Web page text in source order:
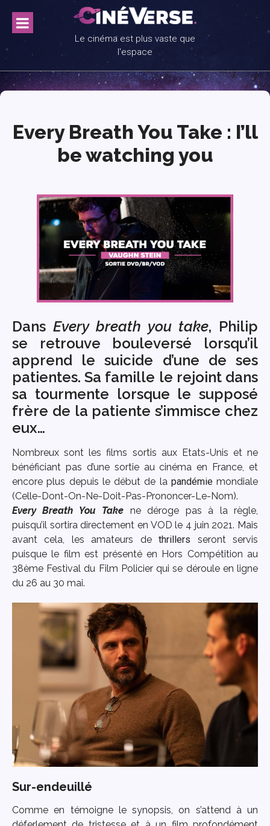
content
Le cinéma est plus vaste que
l'espace
Every Breath You Take : I’ll
be watching you
Dans Every breath you take, Philip
se retrouve bouleversé lorsqu’il
apprend le suicide d’une de ses
patientes. Sa famille le rejoint dans
sa tourmente lorsque le supposé
frère de la patiente s’immisce chez
eux…
Nombreux sont les films sortis aux Etats-Unis et ne
bénéficiant pas d’une sortie au cinéma en France, et
encore plus depuis le début de la pandémiemondiale
(Celle-Dont-On-Ne-Doit-Pas-Prononcer-Le-Nom).
Every Breath You Take ne déroge pas à la règle,
puisqu’il sortira directement en VOD le 4 juin 2021. Mais
avant cela, les amateurs dethrillers seront servis
puisque le film est présenté en Hors Compétition au
38ème Festival du Film Policier qui se déroule en ligne
du 26 au 30 mai.
Sur-endeuillé
Comme en témoigne le synopsis, on s’attend à un